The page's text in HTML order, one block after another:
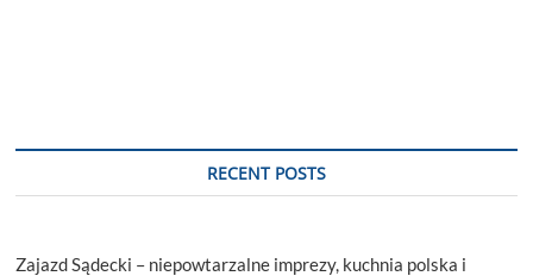
RECENT POSTS
Zajazd Sądecki – niepowtarzalne imprezy, kuchnia polska i